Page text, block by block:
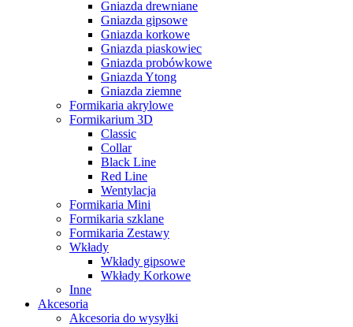
Gniazda drewniane
Gniazda gipsowe
Gniazda korkowe
Gniazda piaskowiec
Gniazda probówkowe
Gniazda Ytong
Gniazda ziemne
Formikaria akrylowe
Formikarium 3D
Classic
Collar
Black Line
Red Line
Wentylacja
Formikaria Mini
Formikaria szklane
Formikaria Zestawy
Wkłady
Wkłady gipsowe
Wkłady Korkowe
Inne
Akcesoria
Akcesoria do wysyłki